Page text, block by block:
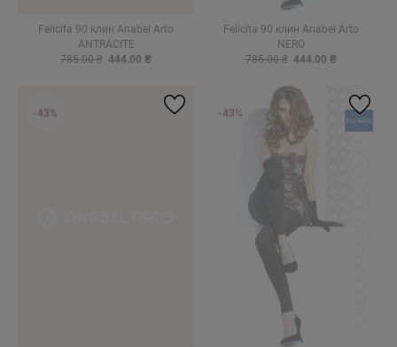
Felicita 90 клин Anabel Arto
ANTRACITE
785.00 ₴ 444.00 ₴
Felicita 90 клин Anabel Arto
NERO
785.00 ₴ 444.00 ₴
-43% -43%